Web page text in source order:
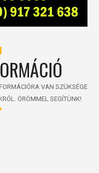
VAN SZÜKSÉGE
ÖRÖMMEL SEGÍTÜNK!